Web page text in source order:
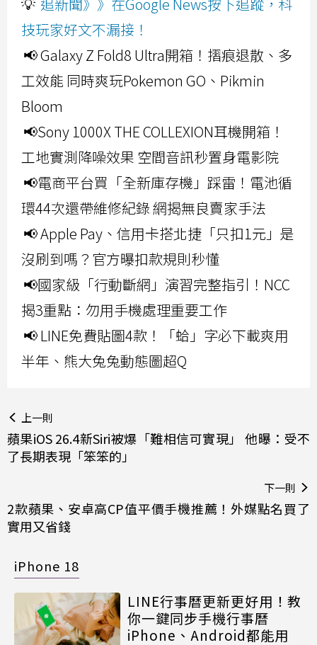
技玩家好文不漏接！
📢 Galaxy Z Fold8 Ultra開箱！摺痕退散、多
工效能 同時爽玩Pokemon GO、Pikmin
Bloom
📢Sony 1000X THE COLLEXION耳機開箱！
工地實測降噪效果 空間音訊秒置身電影院
📢電商平台買「全新庫存機」踩雷！電池循
環44次還帶維修紀錄 網揭無良賣家手法
📢 Apple Pay、信用卡搭北捷「只扣1元」是
沒刷到嗎？官方曝扣款規則秒懂
📢國家級「行動斷網」演習完整指引！NCC
揭3重點：勿用手機處理重要工作
📢 LINE免費貼圖4款！「蛤」字必下載爽用
半年、熊大兔兔動態圖超Q
上一則
蘋果iOS 26.4新Siri被爆「難相信可實現」 他曝：受不
了長期表現「笨笨的」
下一則
2款蘋果、安卓高CP值平價手機推薦！外媒點名買了
實用又省錢
iPhone 18
LINE行事曆更新更好用！教
你一鍵同步手機行事曆
iPhone、Android都能用